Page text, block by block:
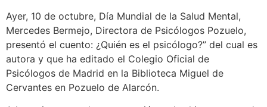
Ayer, 10 de octubre, Día Mundial de la Salud Mental,
Mercedes Bermejo, Directora de Psicólogos Pozuelo,
presentó el cuento: ¿Quién es el psicólogo?” del cual es
autora y que ha editado el Colegio Oficial de
Psicólogos de Madrid en la Biblioteca Miguel de
Cervantes en Pozuelo de Alarcón.